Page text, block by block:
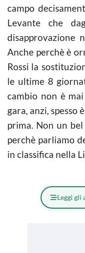
campo
Levante che
disapprovazione
Anche perchè è
Rossi la
le ultime 8
cambio non è
gara, anzi, spesso
prima. Non un
perchè parliamo
in classifica nella
Leggi